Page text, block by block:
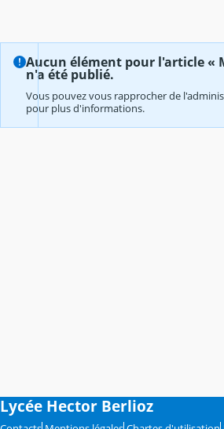
Aucun élément pour l'article «
n'a été publié.
Vous pouvez vous rapprocher de
pour plus d'informations.
Lycée Hector Berlioz